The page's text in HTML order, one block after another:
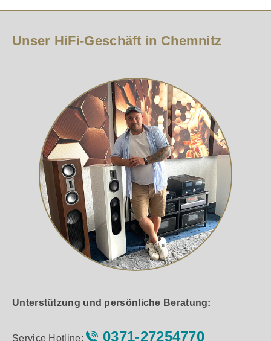
Unser HiFi-Geschäft in Chemnitz
Unterstützung und persönliche Beratung:
Service Hotline: 0371-27254770